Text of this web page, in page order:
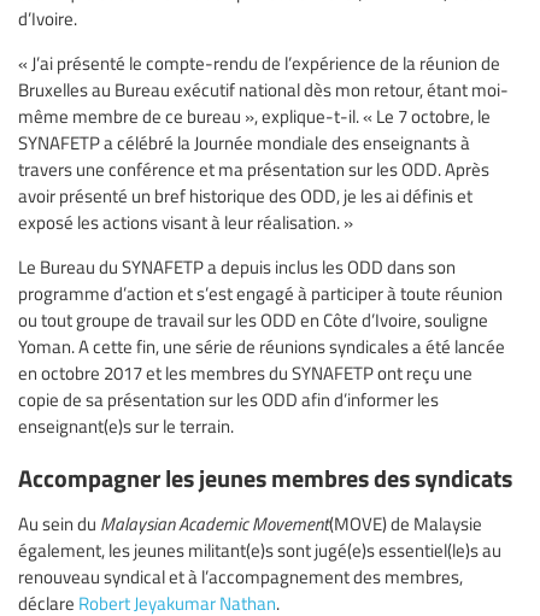
d’Ivoire.
« J’ai présenté le compte-rendu de l’expérience de la réunion de
Bruxelles au Bureau exécutif national dès mon retour, étant moi-
même membre de ce bureau », explique-t-il. « Le 7 octobre, le
SYNAFETP a célébré la Journée mondiale des enseignants à
travers une conférence et ma présentation sur les ODD. Après
avoir présenté un bref historique des ODD, je les ai définis et
exposé les actions visant à leur réalisation. »
Le Bureau du SYNAFETP a depuis inclus les ODD dans son
programme d’action et s’est engagé à participer à toute réunion
ou tout groupe de travail sur les ODD en Côte d’Ivoire, souligne
Yoman. A cette fin, une série de réunions syndicales a été lancée
en octobre 2017 et les membres du SYNAFETP ont reçu une
copie de sa présentation sur les ODD afin d’informer les
enseignant(e)s sur le terrain.
Accompagner les jeunes membres des syndicats
Au sein du Malaysian Academic Movement(MOVE) de Malaysie
également, les jeunes militant(e)s sont jugé(e)s essentiel(le)s au
renouveau syndical et à l’accompagnement des membres,
déclare Robert Jeyakumar Nathan.